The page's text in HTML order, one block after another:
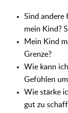
Sind andere
mein Kind?
Mein Kind
Grenze?
Wie kann
Gefühlen
Wie stärke
gut zu